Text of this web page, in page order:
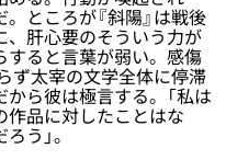
ところが『斜陽』は戦後
、肝心要のそういう力が
ると言葉が弱い。感傷
ず太宰の文学全体に停滞
ら彼は極言する。「私は
作品に対したことはな
う」。